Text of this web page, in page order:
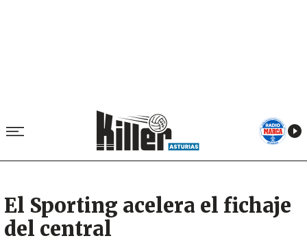
El Sporting acelera el fichaje
del central